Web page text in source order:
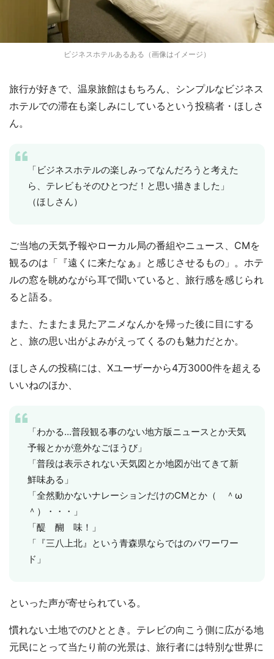
ビジネスホテルあるある（画像はイメージ）
旅行が好きで、温泉旅館はもちろん、シンプルなビジネス
ホテルでの滞在も楽しみにしているという投稿者・ほしさ
ん。
「ビジネスホテルの楽しみってなんだろうと考えた
ら、テレビもそのひとつだ！と思い描きました」
（ほしさん）
ご当地の天気予報やローカル局の番組やニュース、CMを
観るのは「『遠くに来たなぁ』と感じさせるもの」。ホテ
ルの窓を眺めながら耳で聞いていると、旅行感を感じられ
ると語る。
また、たまたま見たアニメなんかを帰った後に目にする
と、旅の思い出がよみがえってくるのも魅力だとか。
ほしさんの投稿には、Xユーザーから4万3000件を超える
いいねのほか、
「わかる...普段観る事のない地方版ニュースとか天気
予報とかが意外なごほうび」
「普段は表示されない天気図とか地図が出てきて新
鮮味ある」
「全然動かないナレーションだけのCMとか（ ＾ω
＾）・・・」
「醍 醐 味！」
「『三八上北』という青森県ならではのパワーワー
ド」
といった声が寄せられている。
慣れない土地でのひととき。テレビの向こう側に広がる地
元民にとって当たり前の光景は、旅行者には特別な世界に